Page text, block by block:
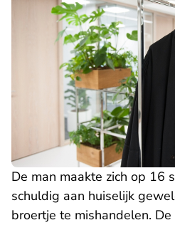
De man maakte zich op 16
schuldig aan huiselijk
broertje te mishandelen.